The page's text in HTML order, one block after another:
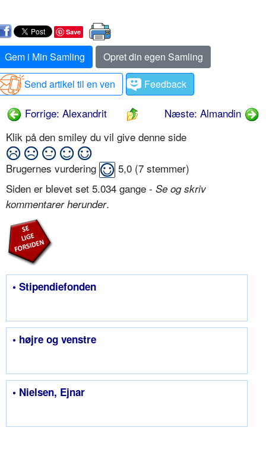
Save
Gem i Min Samling
Opret din egen Samling
Send artikel til en ven
Feedback
Forrige: Alexandrit
Næste: Almandin
Klik på den smiley du vil give denne side
Brugernes vurdering 5,0 (7 stemmer)
Siden er blevet set 5.034 gange - Se og skriv
kommentarer herunder.
• Stipendiefonden
• højre og venstre
• Nielsen, Ejnar